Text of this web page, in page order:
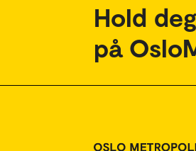
Hold
på